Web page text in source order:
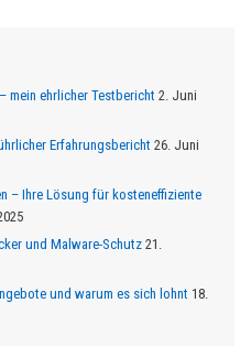
mein ehrlicher Testbericht 2. Juni
Erfahrungsbericht 26. Juni
– Ihre Lösung für kosteneffiziente
und Malware-Schutz 21.
und warum es sich lohnt 18.